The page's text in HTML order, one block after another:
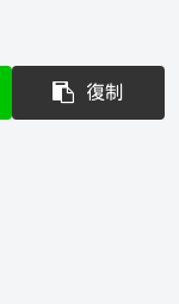
復制